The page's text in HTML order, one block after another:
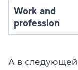
Work and
profession
А в следующей